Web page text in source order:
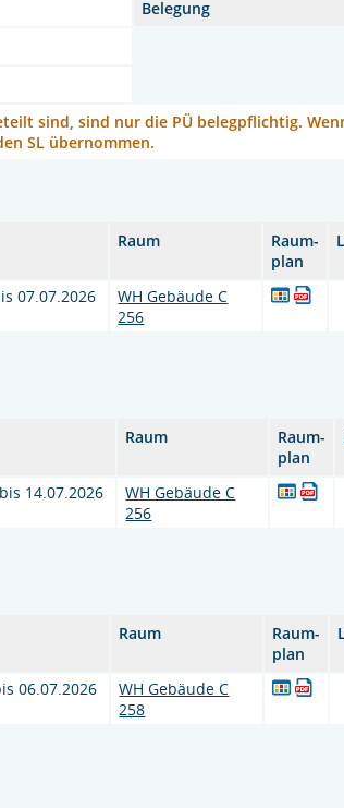
Belegung
sind, sind nur die PÜ belegpflichtig.
SL übernommen.
Raum
Raum-
plan
07.07.2026
WH Gebäude C
256
Raum
Raum-
plan
14.07.2026
WH Gebäude C
256
Raum
Raum-
plan
06.07.2026
WH Gebäude C
258